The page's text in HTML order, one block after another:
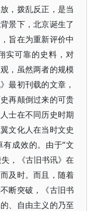
，拨乱反正，是当
景下，北京诞生了
旨在为重新评价中
实可靠的史料，对
，虽然两者的规模
最初刊载的文章，
再颠倒过来的可贵
士在不同历史时期
文化人在当时文史
成效的。由于“文
，《古旧书讯》在
及时。而且，随着
断突破，《古旧书
、自由主义的乃至